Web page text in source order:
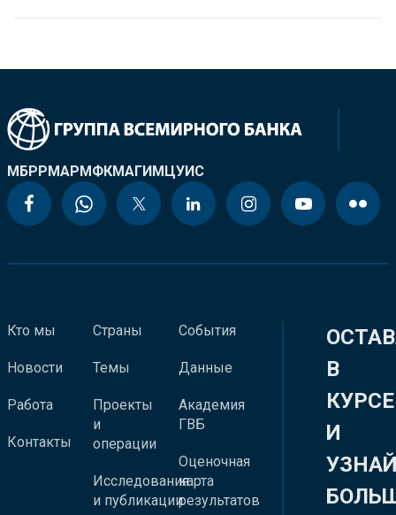
МБРРМАРМФКМАГИМЦУИС
Кто мы
Новости
Работа
Контакты
Страны
Темы
Проекты
и
операции
Исследования
и публикации
События
Данные
Академия
ГВБ
Оценочная
карта
результатов
В
КУРСЕ
И